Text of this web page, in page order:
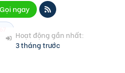
Gọi ngay
Hoạt động gần nhất:
3 tháng trước